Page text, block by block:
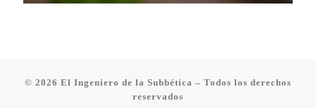
© 2026 El Ingeniero de la Subbética – Todos los derechos
reservados